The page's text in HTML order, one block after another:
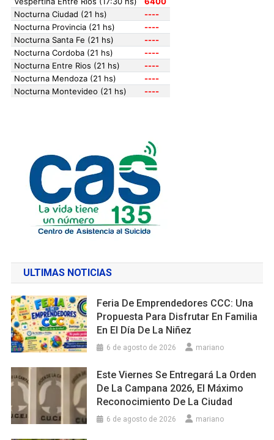
ULTIMAS NOTICIAS
Feria De Emprendedores CCC: Una
Propuesta Para Disfrutar En Familia
En El Día De La Niñez
6 de agosto de 2026 mariano
Este Viernes Se Entregará La Orden
De La Campana 2026, El Máximo
Reconocimiento De La Ciudad
6 de agosto de 2026 mariano